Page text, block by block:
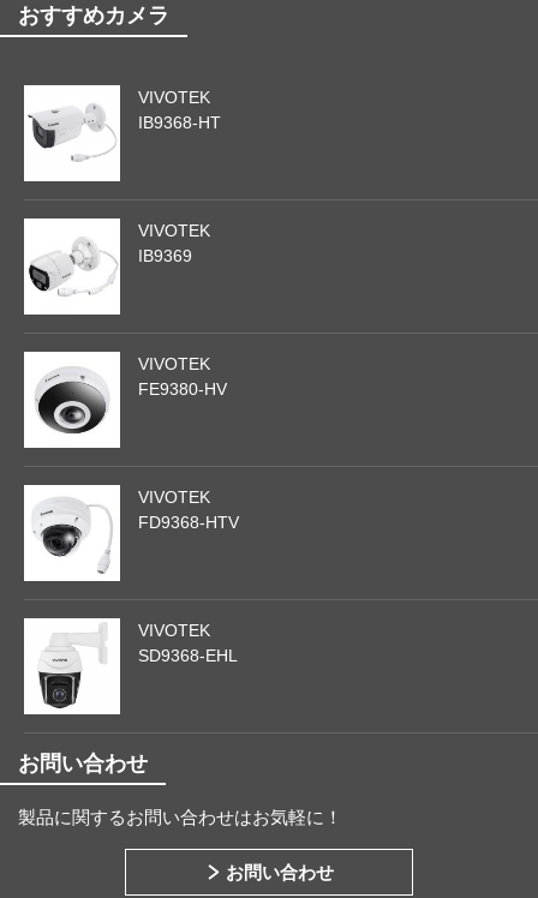
おすすめカメラ
VIVOTEK
IB9368-HT
VIVOTEK
IB9369
VIVOTEK
FE9380-HV
VIVOTEK
FD9368-HTV
VIVOTEK
SD9368-EHL
お問い合わせ
製品に関するお問い合わせはお気軽に！
お問い合わせ